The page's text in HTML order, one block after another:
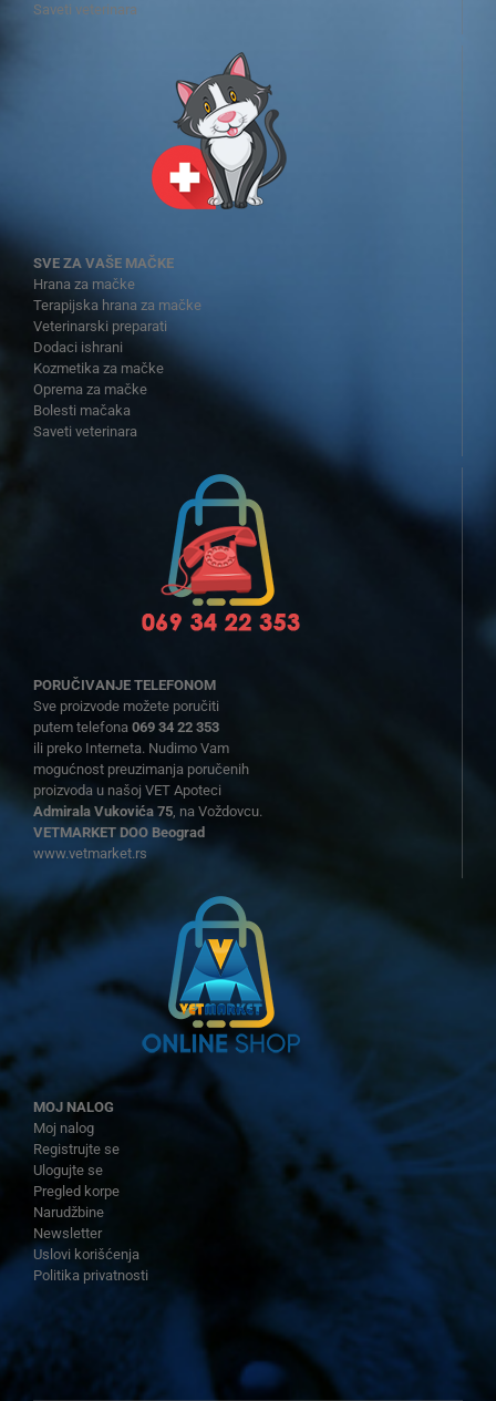
Saveti veterinara
SVE ZA VAŠE MAČKE
Hrana za mačke
Terapijska hrana za mačke
Veterinarski preparati
Dodaci ishrani
Kozmetika za mačke
Oprema za mačke
Bolesti mačaka
Saveti veterinara
PORUČIVANJE TELEFONOM
Sve proizvode možete poručiti
putem telefona 069 34 22 353
ili preko Interneta. Nudimo Vam
mogućnost preuzimanja poručenih
proizvoda u našoj VET Apoteci
Admirala Vukovića 75, na Voždovcu.
VETMARKET DOO Beograd
www.vetmarket.rs
MOJ NALOG
Moj nalog
Registrujte se
Ulogujte se
Pregled korpe
Narudžbine
Newsletter
Uslovi korišćenja
Politika privatnosti